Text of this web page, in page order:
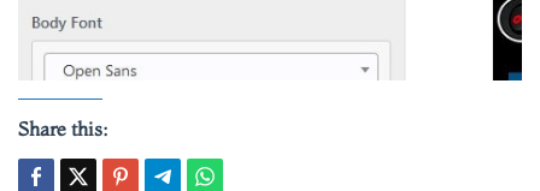
Share this: